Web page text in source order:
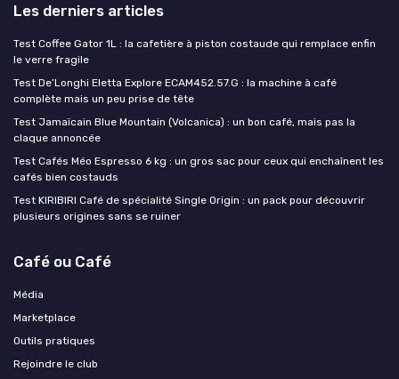
Les derniers articles
Test Coffee Gator 1L : la cafetière à piston costaude qui remplace enfin
le verre fragile
Test De’Longhi Eletta Explore ECAM452.57.G : la machine à café
complète mais un peu prise de tête
Test Jamaïcain Blue Mountain (Volcanica) : un bon café, mais pas la
claque annoncée
Test Cafés Méo Espresso 6 kg : un gros sac pour ceux qui enchaînent les
cafés bien costauds
Test KIRIBIRI Café de spécialité Single Origin : un pack pour découvrir
plusieurs origines sans se ruiner
Café ou Café
Média
Marketplace
Outils pratiques
Rejoindre le club